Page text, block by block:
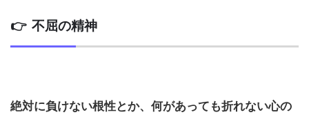
👉 不屈の精神
絶対に負けない根性とか、何があっても折れない心の